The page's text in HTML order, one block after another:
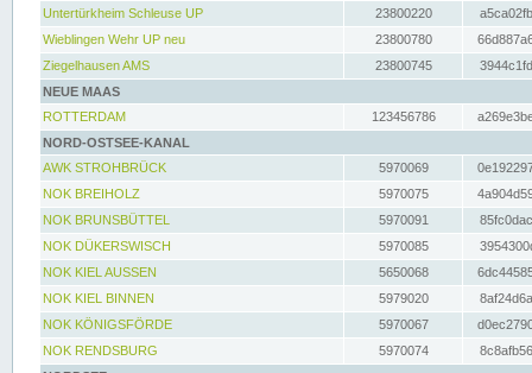
Untertürkheim Schleuse UP
23800220
Wieblingen Wehr UP neu
23800780
Ziegelhausen AMS
23800745
NEUE MAAS
ROTTERDAM
123456786
NORD-OSTSEE-KANAL
AWK STROHBRÜCK
5970069
NOK BREIHOLZ
5970075
NOK BRUNSBÜTTEL
5970091
NOK DÜKERSWISCH
5970085
NOK KIEL AUSSEN
5650068
NOK KIEL BINNEN
5979020
NOK KÖNIGSFÖRDE
5970067
NOK RENDSBURG
5970074